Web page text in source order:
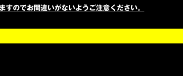
のでお間違いがないようご注意ください。